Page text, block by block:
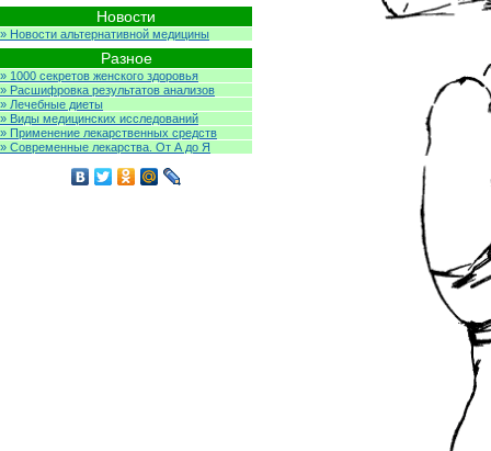
Новости
» Новости альтернативной медицины
Разное
» 1000 секретов женского здоровья
» Расшифровка результатов анализов
» Лечебные диеты
» Виды медицинских исследований
» Применение лекарственных средств
» Современные лекарства. От А до Я